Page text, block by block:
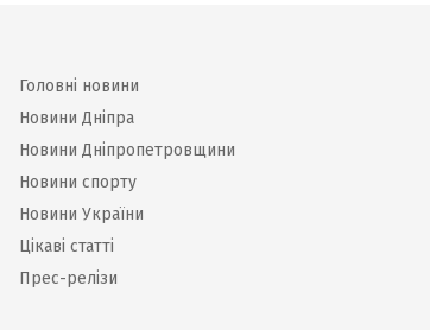
Головні новини
Новини Дніпра
Новини Дніпропетровщини
Новини спорту
Новини України
Цікаві статті
Прес-релізи